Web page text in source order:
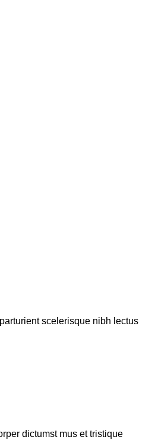
scelerisque nibh lectus
dictumst mus et tristique